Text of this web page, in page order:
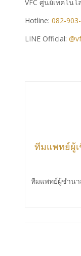
VFC ศูนย์เทคโนโ
Hotline: 082-
LINE Official:
ทีมแพทย์ผู้
ทีมแพทย์ผู้ชำน